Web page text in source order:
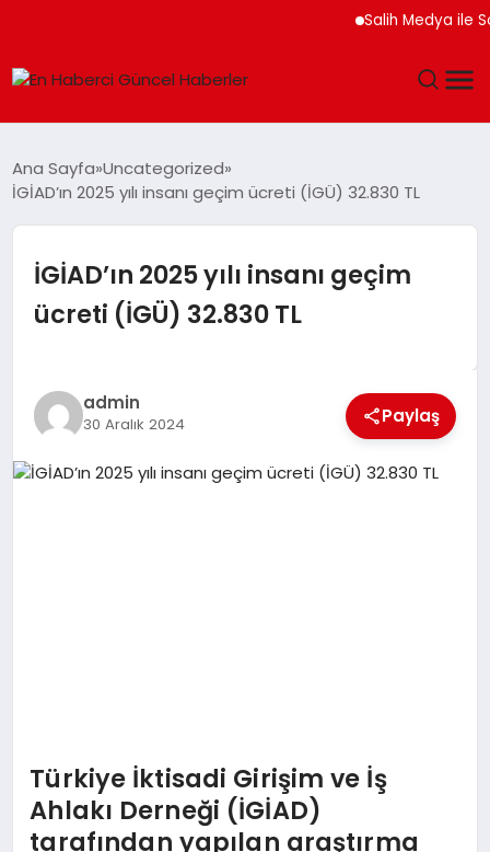
Salih Medya ile
SAĞLIK
TEKNOLOJI
DÜNYA
Ana Sayfa Uncategorized
İGİAD’ın 2025 yılı insanı geçim ücreti (İGÜ) 32.830 TL
İGİAD’ın 2025 yılı insanı geçim
ücreti (İGÜ) 32.830 TL
admin
30 Aralık 2024 Paylaş
Türkiye İktisadi Girişim ve İş
Ahlakı Derneği (İGİAD)
tarafından yapılan araştırma